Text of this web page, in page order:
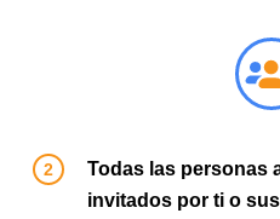
Todas las personas
invitados por ti o